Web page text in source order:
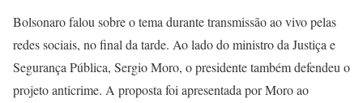
Bolsonaro falou sobre o tema durante transmissão ao vivo pelas
redes sociais, no final da tarde. Ao lado do ministro da Justiça e
Segurança Pública, Sergio Moro, o presidente também defendeu o
projeto anticrime. A proposta foi apresentada por Moro ao